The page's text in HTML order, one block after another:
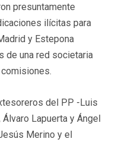
presuntamente
ilícitas para
y Estepona
de una red societaria
del PP -Luis
Lapuerta y Ángel
Merino y el